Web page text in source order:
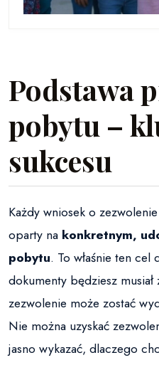
Podstawa
pobytu –
sukcesu
Każdy wniosek o
oparty na konkretnym,
pobytu. To właśnie ten
dokumenty będziesz musiał
zezwolenie może zostać
Nie można uzyskać
jasno wykazać, dlaczego